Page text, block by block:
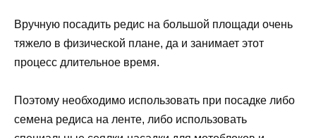
Вручную посадить редис на большой площади очень
тяжело в физической плане, да и занимает этот
процесс длительное время.
Поэтому необходимо использовать при посадке либо
семена редиса на ленте, либо использовать